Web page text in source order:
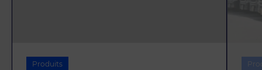
Produits